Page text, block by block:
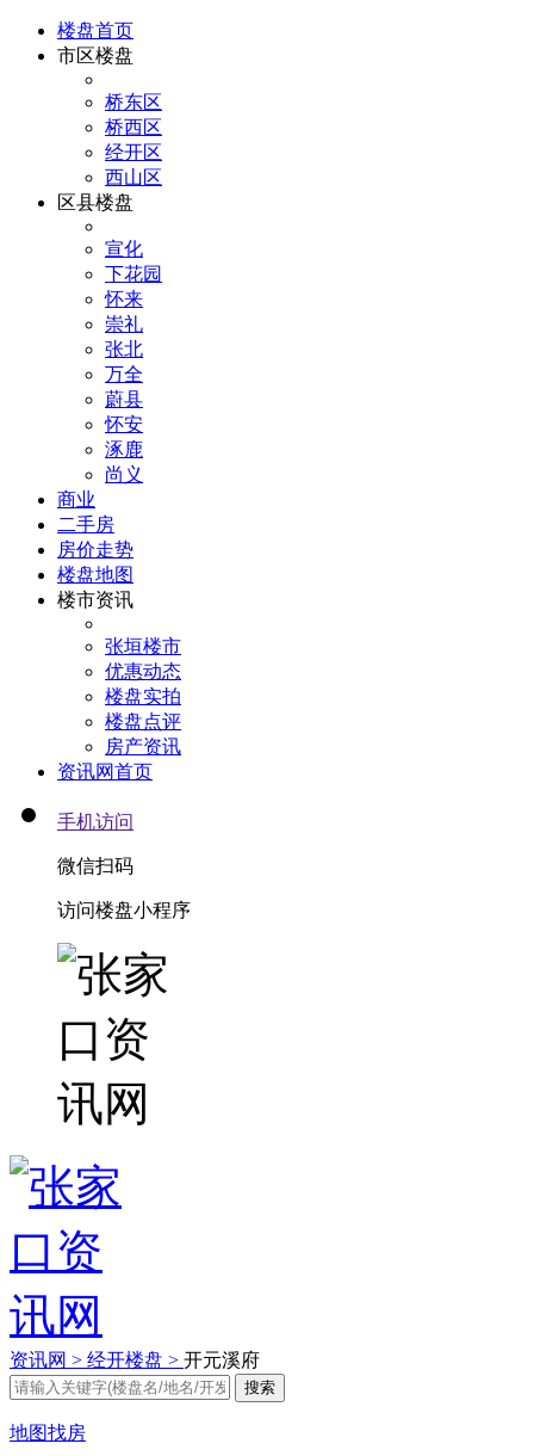
楼盘首页
市区楼盘
桥东区
桥西区
经开区
西山区
区县楼盘
宣化
下花园
怀来
崇礼
张北
万全
蔚县
怀安
涿鹿
尚义
商业
二手房
房价走势
楼盘地图
楼市资讯
张垣楼市
优惠动态
楼盘实拍
楼盘点评
房产资讯
资讯网首页
手机访问
微信扫码
访问楼盘小程序
资讯网 > 经开楼盘 > 开元溪府
地图找房